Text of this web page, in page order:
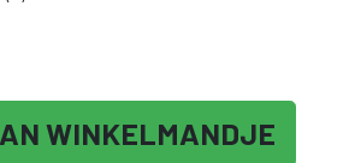
WINKELMANDJE